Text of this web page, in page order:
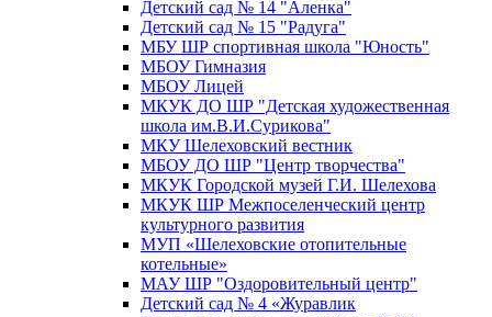
Детский сад № 14 "Аленка"
Детский сад № 15 "Радуга"
МБУ ШР спортивная школа "Юность"
МБОУ Гимназия
МБОУ Лицей
МКУК ДО ШР "Детская художественная
школа им.В.И.Сурикова"
МКУ Шелеховский вестник
МБОУ ДО ШР "Центр творчества"
МКУК Городской музей Г.И. Шелехова
МКУК ШР Межпоселенческий центр
культурного развития
МУП «Шелеховские отопительные
котельные»
МАУ ШР "Оздоровительный центр"
Детский сад № 4 «Журавлик